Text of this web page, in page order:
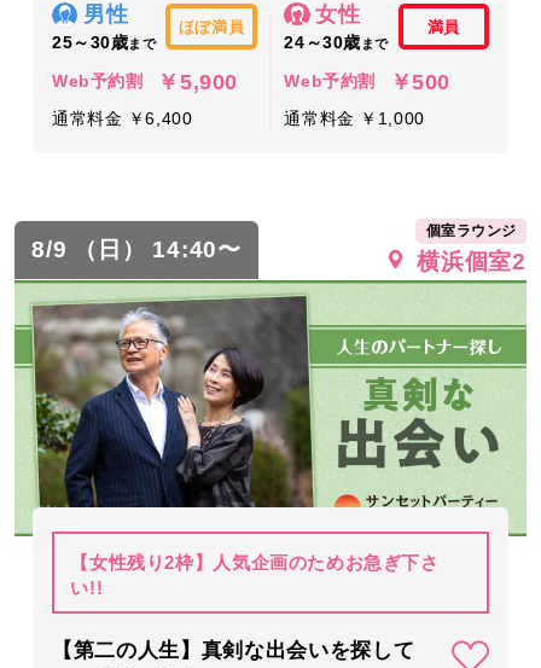
男性
25～30歳まで
ほぼ満員
Web予約割 ￥5,900
通常料金 ￥6,400
女性
24～30歳 まで
満員
Web予約割 ￥500
通常料金 ￥1,000
8/9 （日） 14:40〜
個室ラウンジ
横浜個室2
【女性残り2枠】人気企画のためお急ぎ下さ
い!!
【第二の人生】真剣な出会いを探して